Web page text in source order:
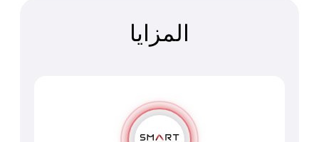
المزايا